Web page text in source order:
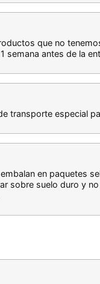
que no
semana antes de la
transporte especial
en paquetes
sobre suelo duro y